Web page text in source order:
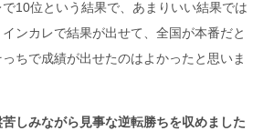
10位という結果で、あまりいい結果では
ンカレで結果が出せて、全国が本番だと
ちで成績が出せたのはよかったと思いま
しみながら見事な逆転勝ちを収めました